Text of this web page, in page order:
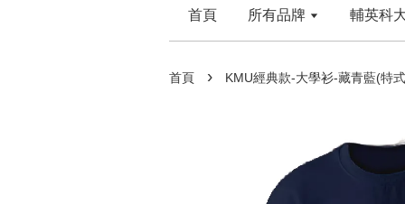
首頁 所有品牌 輔英科
首頁 › KMU經典款-大學衫-藏青藍(特